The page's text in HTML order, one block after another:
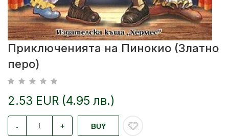
Приключенията на Пинокио (Златно
перо)
2.53 EUR (4.95 лв.)
- + BUY